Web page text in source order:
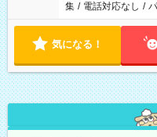
集 / 電話対応なし /
気になる！